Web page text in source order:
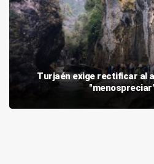
Turjaén exige rectificar al